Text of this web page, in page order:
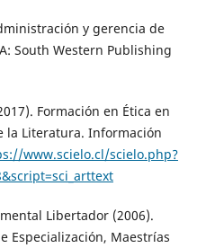
y gerencia de
South Western Publishing
Formación en Ética en
la Literatura. Información
www.scielo.cl/scielo.php?
Libertador (2006).
Especialización, Maestrías